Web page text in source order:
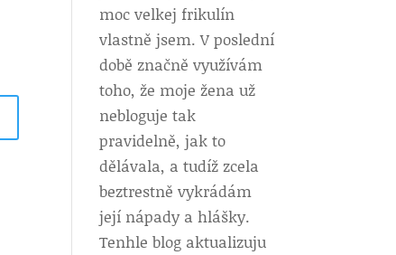
moc velkej frikulín
vlastně jsem. V poslední
době značně využívám
toho, že moje žena už
nebloguje tak
pravidelně, jak to
dělávala, a tudíž zcela
beztrestně vykrádám
její nápady a hlášky.
Tenhle blog aktualizuju